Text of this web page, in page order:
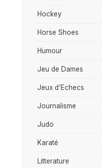
Hockey
Horse Shoes
Humour
Jeu de Dames
Jeux d'Echecs
Journalisme
Judo
Karaté
Litterature